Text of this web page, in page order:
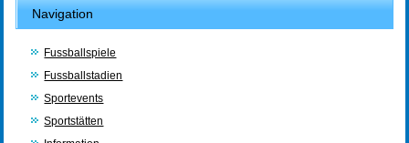
Navigation
Fussballspiele
Fussballstadien
Sportevents
Sportstätten